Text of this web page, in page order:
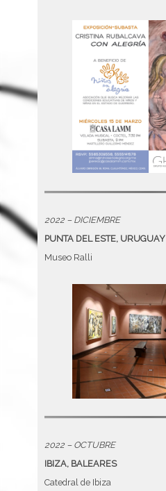
2022 – DICIEMBRE
PUNTA DEL ESTE, URUGUAY
Museo Ralli
2022 – OCTUBRE
IBIZA, BALEARES
Catedral de Ibiza